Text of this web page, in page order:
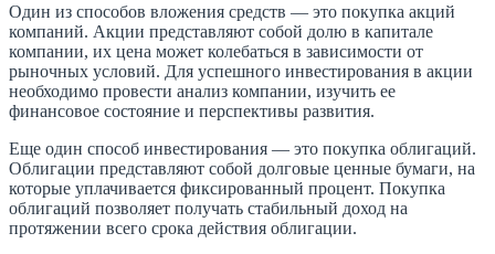
Один из способов вложения средств — это покупка акций
компаний. Акции представляют собой долю в капитале
компании, их цена может колебаться в зависимости от
рыночных условий. Для успешного инвестирования в акции
необходимо провести анализ компании, изучить ее
финансовое состояние и перспективы развития.
Еще один способ инвестирования — это покупка облигаций.
Облигации представляют собой долговые ценные бумаги, на
которые уплачивается фиксированный процент. Покупка
облигаций позволяет получать стабильный доход на
протяжении всего срока действия облигации.